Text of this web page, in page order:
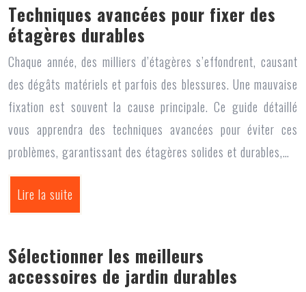
Techniques avancées pour fixer des
étagères durables
Chaque année, des milliers d’étagères s’effondrent, causant
des dégâts matériels et parfois des blessures. Une mauvaise
fixation est souvent la cause principale. Ce guide détaillé
vous apprendra des techniques avancées pour éviter ces
problèmes, garantissant des étagères solides et durables,…
Lire la suite
Sélectionner les meilleurs
accessoires de jardin durables